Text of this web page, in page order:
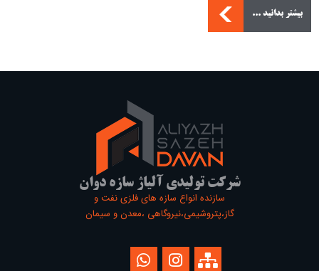
بیشتر بدانید ...
شرکت تولیدی آلیاژ سازه دوان
سازنده انواع سازه های فلزی نفت و
گاز،پتروشیمی،نیروگاهی ،معدن و سیمان